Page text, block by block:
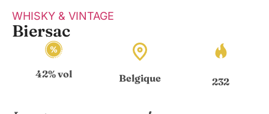
WHISKY & VINTAGE
Biersac
42% vol Belgique 232